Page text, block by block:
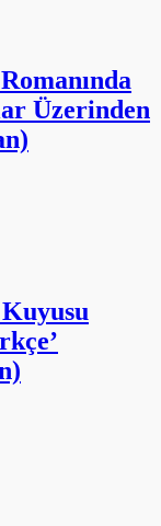
Üzerinden